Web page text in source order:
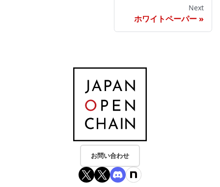
Next
ホワイトペーパー
お問い合わせ